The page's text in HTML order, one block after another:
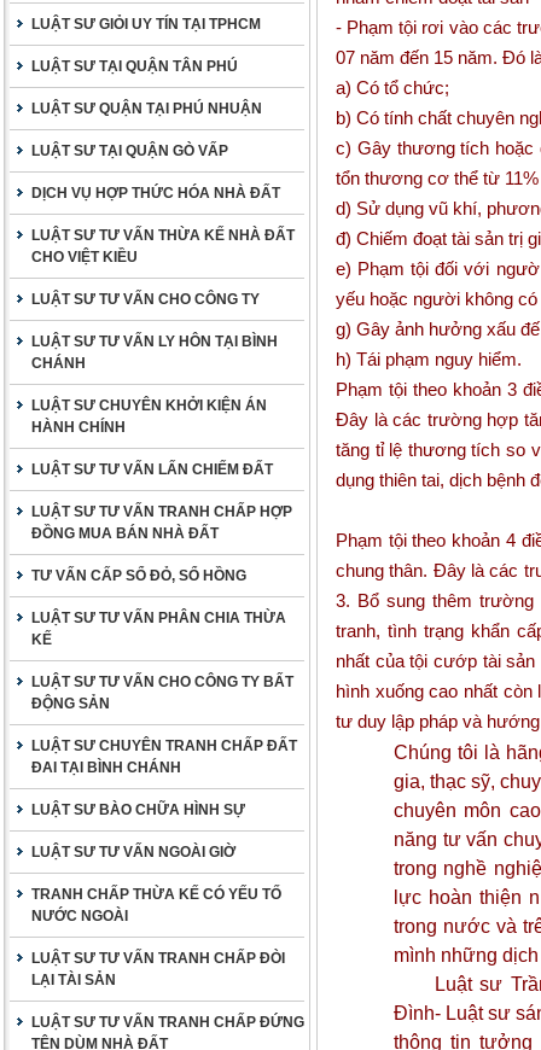
LUẬT SƯ GIỎI UY TÍN TẠI TPHCM
LUẬT SƯ TẠI QUẬN TÂN PHÚ
LUẬT SƯ QUẬN TẠI PHÚ NHUẬN
LUẬT SƯ TẠI QUẬN GÒ VẤP
DỊCH VỤ HỢP THỨC HÓA NHÀ ĐẤT
LUẬT SƯ TƯ VẤN THỪA KẾ NHÀ ĐẤT
CHO VIỆT KIỀU
LUẬT SƯ TƯ VẤN CHO CÔNG TY
LUẬT SƯ TƯ VẤN LY HÔN TẠI BÌNH
CHÁNH
LUẬT SƯ CHUYÊN KHỞI KIỆN ÁN
HÀNH CHÍNH
LUẬT SƯ TƯ VẤN LẤN CHIẾM ĐẤT
LUẬT SƯ TƯ VẤN TRANH CHẤP HỢP
ĐỒNG MUA BÁN NHÀ ĐẤT
TƯ VẤN CẤP SỔ ĐỎ, SỔ HỒNG
LUẬT SƯ TƯ VẤN PHÂN CHIA THỪA
KẾ
LUẬT SƯ TƯ VẤN CHO CÔNG TY BẤT
ĐỘNG SẢN
LUẬT SƯ CHUYÊN TRANH CHẤP ĐẤT
ĐAI TẠI BÌNH CHÁNH
LUẬT SƯ BÀO CHỮA HÌNH SỰ
LUẬT SƯ TƯ VẤN NGOÀI GIỜ
TRANH CHẤP THỪA KẾ CÓ YẾU TỐ
NƯỚC NGOÀI
LUẬT SƯ TƯ VẤN TRANH CHẤP ĐÒI
LẠI TÀI SẢN
LUẬT SƯ TƯ VẤN TRANH CHẤP ĐỨNG
TÊN DÙM NHÀ ĐẤT
- Phạm tội rơi vào các
07 năm đến 15 năm. Đó
a) Có tổ chức;
b) Có tính chất chuyên
c) Gây thương tích hoặc
tổn thương cơ thể từ 11%
d) Sử dụng vũ khí,
đ) Chiếm đoạt tài sản trị
e) Phạm tội đối với
yếu hoặc người không
g) Gây ảnh hưởng xấu
h) Tái phạm nguy hiểm.
Phạm tội theo khoản 3
Đây là các trường hợp
tăng tỉ lệ thương tích so
dụng thiên tai, dịch bệnh
Phạm tội theo khoản 4
chung thân. Đây là các
3. Bổ sung thêm
tranh, tình trạng khẩn
nhất của tội cướp tài
hình xuống cao nhất còn
tư duy lập pháp và
Chúng tôi là
gia, thạc sỹ,
chuyên môn
năng tư vấn
trong nghề
lực hoàn thiện
trong nước và
mình những
Luật sư Trần
Đình- Luật sư
thông tin tưởng